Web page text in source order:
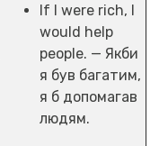
If I were rich, I
would help
people. — Якби
я був багатим,
я б допомагав
людям.